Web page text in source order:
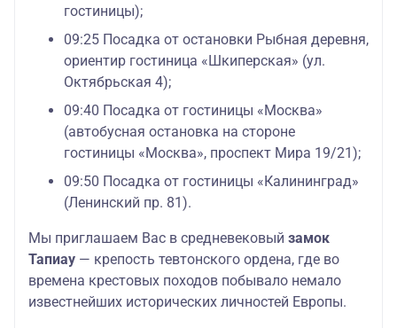
гостиницы);
09:25 Посадка от остановки Рыбная деревня,
ориентир гостиница «Шкиперская» (ул.
Октябрьская 4);
09:40 Посадка от гостиницы «Москва»
(автобусная остановка на стороне
гостиницы «Москва», проспект Мира 19/21);
09:50 Посадка от гостиницы «Калининград»
(Ленинский пр. 81).
Мы приглашаем Вас в средневековый замок
Тапиау — крепость тевтонского ордена, где во
времена крестовых походов побывало немало
известнейших исторических личностей Европы.